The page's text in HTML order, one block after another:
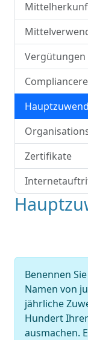
Vergütungen
Zertifikate
Benennen
Namen von
jährliche
Hundert
ausmachen.